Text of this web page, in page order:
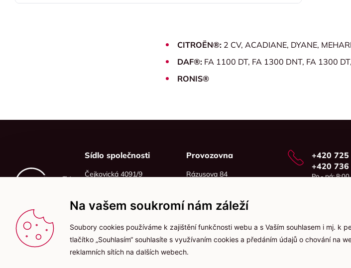
CITROËN®: 2 CV, ACADIANE, DYANE,
DAF®: FA 1100 DT, FA 1300 DNT, FA 1300
RONIS®
Sídlo společnosti
Čejkovická 4091/9
IČO: 06215319
DIČ: CZ06215319
Provozovna
Rázusova 84
+420
+420
Po - pá:
Na vašem soukromí nám záleží
Soubory cookies používáme k zajištění funkčnosti webu a s Vaším souhlasem i mj. k
tlačítko „Souhlasím“ souhlasíte s využívaním cookies a předáním údajů o chování na
reklamních sítích na dalších webech.